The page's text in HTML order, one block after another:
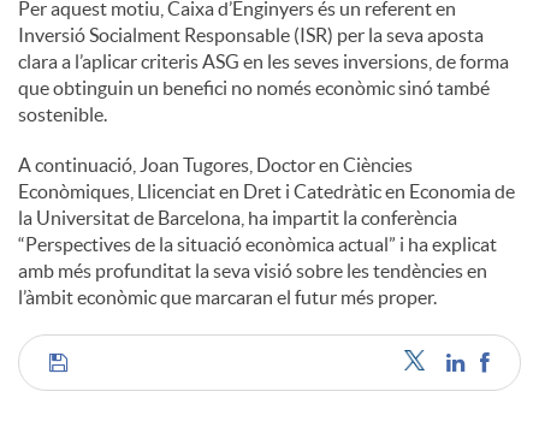
Per aquest motiu, Caixa d’Enginyers és un referent en
Inversió Socialment Responsable (ISR) per la seva aposta
clara a l’aplicar criteris ASG en les seves inversions, de forma
que obtinguin un benefici no només econòmic sinó també
sostenible.
A continuació, Joan Tugores, Doctor en Ciències
Econòmiques, Llicenciat en Dret i Catedràtic en Economia de
la Universitat de Barcelona, ha impartit la conferència
“Perspectives de la situació econòmica actual” i ha explicat
amb més profunditat la seva visió sobre les tendències en
l’àmbit econòmic que marcaran el futur més proper.
C